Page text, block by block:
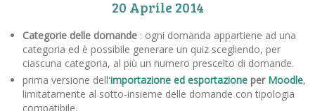
20 Aprile 2014
Categorie delle domande : ogni domanda appartiene ad una
categoria ed è possibile generare un quiz scegliendo, per
ciascuna categoria, al più un numero prescelto di domande.
prima versione dell'importazione ed esportazione per Moodle,
limitatamente al sotto-insieme delle domande con tipologia
compatibile.